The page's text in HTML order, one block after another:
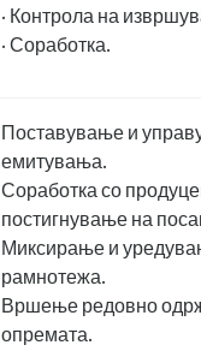
· Контрола на
· Соработка.
Поставување и
емитувања.
Соработка со
постигнување на
Миксирање и
рамнотежа.
Вршење редовно
опремата.